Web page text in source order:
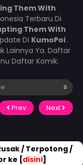
Them With
Terbaru Di
Them With
Di KumoPoi .
Lainnya Ya. Daftar
Daftar Komik.
Prev Next
/ Terpotong /
ke [disini]